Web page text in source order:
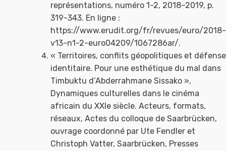
représentations, numéro 1-2, 2018–2019, p.
319-343. En ligne :
https://www.erudit.org/fr/revues/euro/2018-
v13-n1-2-euro04209/1067286ar/.
« Territoires, conflits géopolitiques et défense
identitaire. Pour une esthétique du mal dans
Timbuktu d’Abderrahmane Sissako »,
Dynamiques culturelles dans le cinéma
africain du XXIe siècle. Acteurs, formats,
réseaux, Actes du colloque de Saarbrücken,
ouvrage coordonné par Ute Fendler et
Christoph Vatter, Saarbrücken, Presses